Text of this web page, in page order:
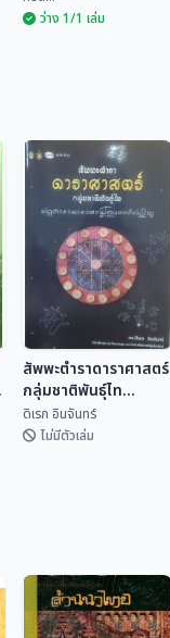
ว่าง 1/1 เล่ม
สัพพะตำราดาราศาสตร์
กลุ่มชาติพันธุ์ไท
(ปริวรรตจากคัมภีร์ใบ
ลานและพับสา)
ดิเรก อินจันทร์
ไม่มีตัวเล่ม